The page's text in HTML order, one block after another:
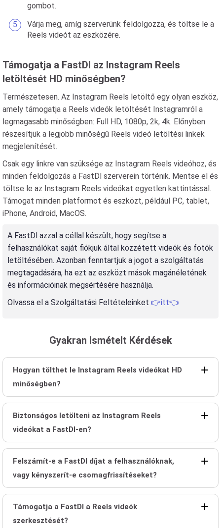
gombot.
Várja meg, amíg szerverünk feldolgozza, és töltse le a
Reels videót az eszközére.
Támogatja a FastDl az Instagram Reels
letöltését HD minőségben?
Természetesen. Az Instagram Reels letöltő egy olyan eszköz,
amely támogatja a Reels videók letöltését Instagramról a
legmagasabb minőségben: Full HD, 1080p, 2k, 4k. Előnyben
részesítjük a legjobb minőségű Reels videó letöltési linkek
megjelenítését.
Csak egy linkre van szüksége az Instagram Reels videóhoz, és
minden feldolgozás a FastDl szerverein történik. Mentse el és
töltse le az Instagram Reels videókat egyetlen kattintással.
Támogat minden platformot és eszközt, például PC, tablet,
iPhone, Android, MacOS.
A FastDl azzal a céllal készült, hogy segítse a
felhasználókat saját fiókjuk által közzétett videók és fotók
letöltésében. Azonban fenntartjuk a jogot a szolgáltatás
megtagadására, ha ezt az eszközt mások magánéletének
és információinak megsértésére használja.
Olvassa el a Szolgáltatási Feltételeinket 👉itt👈
Gyakran Ismételt Kérdések
Hogyan tölthet le Instagram Reels videókat HD
minőségben?
Biztonságos letölteni az Instagram Reels
videókat a FastDl-en?
Felszámít-e a FastDl díjat a felhasználóknak,
vagy kényszerít-e csomagfrissítéseket?
Támogatja a FastDl a Reels videók
szerkesztését?